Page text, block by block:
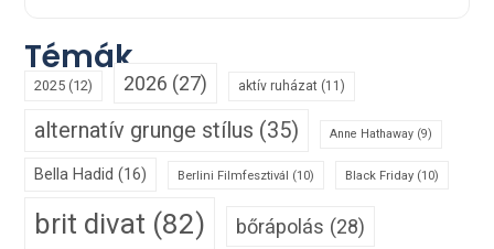
Témák
2025 (12) 2026 (27) aktív ruházat (11)
alternatív grunge stílus (35) Anne Hathaway (9)
Bella Hadid (16) Berlini Filmfesztivál (10) Black Friday (10)
brit divat (82) bőrápolás (28)